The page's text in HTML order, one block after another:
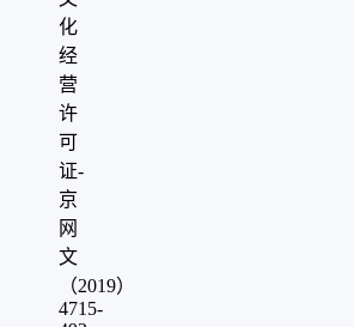
化
经
营
许
可
证-
京
网
文
（2019）
4715-